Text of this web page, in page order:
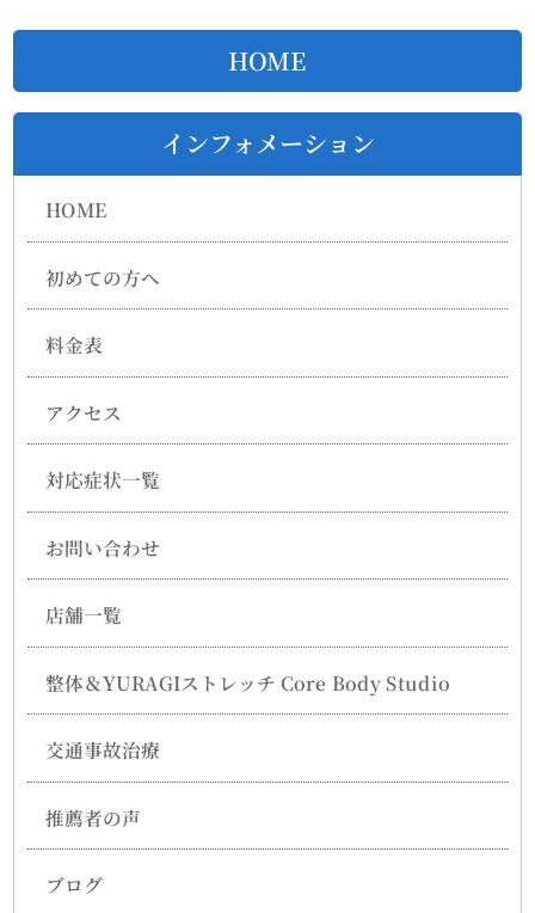
HOME
インフォメーション
HOME
初めての方へ
料金表
アクセス
対応症状一覧
お問い合わせ
店舗一覧
整体＆YURAGIストレッチ Core Body Studio
交通事故治療
推薦者の声
ブログ